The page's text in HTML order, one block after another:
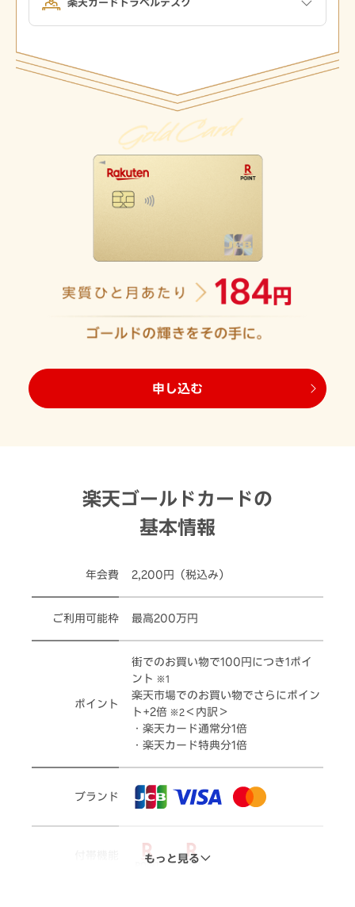
楽天カードトラベルデスク
申し込む
楽天ゴールドカードの
基本情報
年会費 2,200円（税込み）
ご利用可能枠 最高200万円
ポイント
街でのお買い物で100円につき1ポイ
ント ※1
楽天市場でのお買い物でさらにポイン
ト+2倍 ※2＜内訳＞
・楽天カード通常分1倍
・楽天カード特典分1倍
ブランド
もっと見る